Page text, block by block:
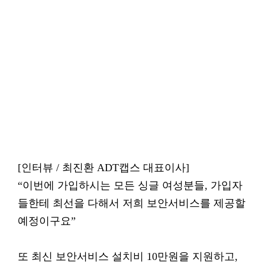
[인터뷰 / 최진환 ADT캡스 대표이사]
“이번에 가입하시는 모든 싱글 여성분들, 가입자
들한테 최선을 다해서 저희 보안서비스를 제공할
예정이구요”
또 최신 보안서비스 설치비 10만원을 지원하고,